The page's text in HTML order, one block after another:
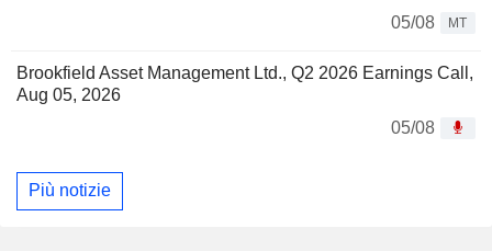
05/08
MT
Brookfield Asset Management Ltd., Q2 2026 Earnings Call,
Aug 05, 2026
05/08
Più notizie